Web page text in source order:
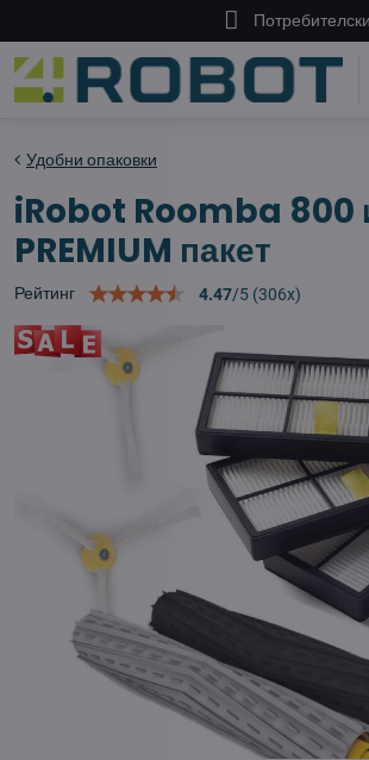
Удобни опаковки
iRobot Roomba 800
PREMIUM пакет
Рейтинг 4.47/5 (306x)